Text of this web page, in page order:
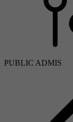
PUBLIC ADMIS